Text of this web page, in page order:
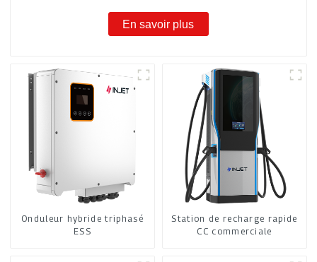
En savoir plus
Onduleur hybride triphasé
ESS
Station de recharge rapide
CC commerciale